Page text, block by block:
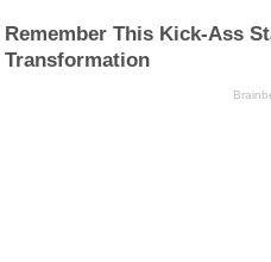
Remember This Kick-Ass
Transformation